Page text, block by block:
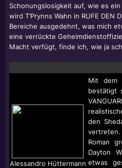
Schonungslosigkeit auf, wie es
wird T’Prynns Wahn in RUFE DEN
Bereiche ausgedehnt, was mich
eine verrückte
Macht verfügt, finde ich, wie ja
Alessandro Hüttermann
Mit dem
bestätigt
den
vertreten.
Roman
Dayton
etwas